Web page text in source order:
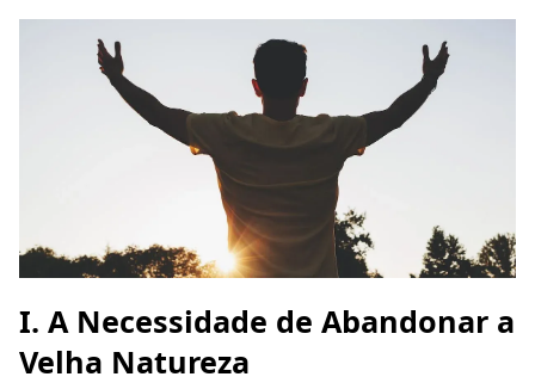
I. A Necessidade de Abandonar a
Velha Natureza